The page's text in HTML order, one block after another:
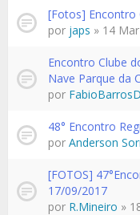
[Fotos] Encontro
por japs » 14
Encontro Clube
Nave Parque da
por
48° Encontro
por Anderson
[FOTOS]
17/09/2017
por R.Mineiro »